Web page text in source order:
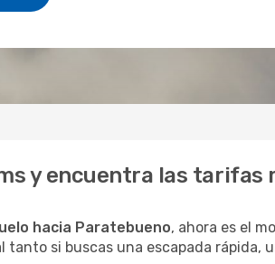
y encuentra las tarifas
hacia Paratebueno, ahora es el
si buscas una escapada rápida,